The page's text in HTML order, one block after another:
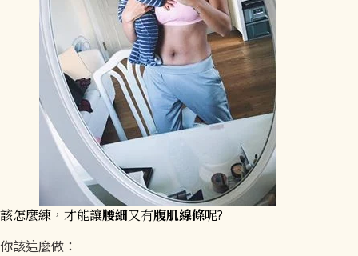
該怎麼練，才能讓腰細又有腹肌線條呢?
你該這麼做：